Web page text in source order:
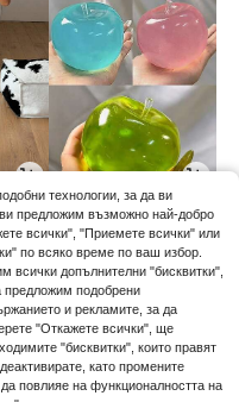
5.50€5.57€ -1%
технологии, за да ви
предложим възможно най-добро
всички", "Приемете всички" или
по всяко време по ваш избор.
всички допълнителни "бисквитки",
предложим подобрени
и рекламите, за да
"Откажете всички", ще
"бисквитки", които правят
като промените
повлияе на функционалността на